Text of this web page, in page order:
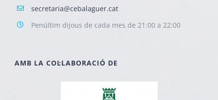
secretaria@cebalaguer.cat
Penúltim dijous de cada mes de 21:00 a 22:00
AMB LA COL·LABORACIÓ DE